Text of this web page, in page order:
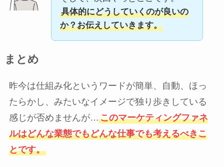
具体的にどうしていくのが良いの
か？お伝えしていきます。
まとめ
昨今は仕組み化というワードが簡単、自動、ほっ
たらかし、みたいなイメージで独り歩きしている
感じが否めませんが…このマーケティングファネ
ルはどんな業態でもどんな仕事でも考えるべきこ
とです。